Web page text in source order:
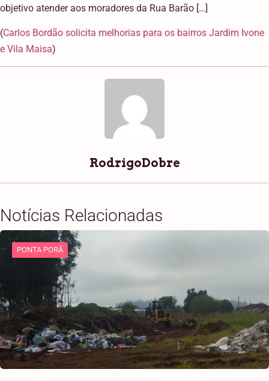
objetivo atender aos moradores da Rua Barão […]
(Carlos Bordão solicita melhorias para os bairros Jardim Ivone
e Vila Maisa)
RodrigoDobre
Notícias Relacionadas
PONTA PORÃ